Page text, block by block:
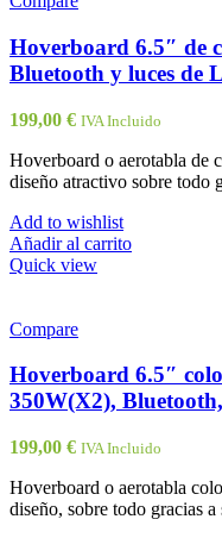
Hoverboard 6.5″ de
Bluetooth y luces de
199,00 € IVA Incluido
Hoverboard o aerotabla de
diseño atractivo sobre todo
Add to wishlist
Añadir al carrito
Quick view
Compare
Hoverboard 6.5″
350W(X2),
199,00 € IVA Incluido
Hoverboard o aerotabla
diseño, sobre todo gracias